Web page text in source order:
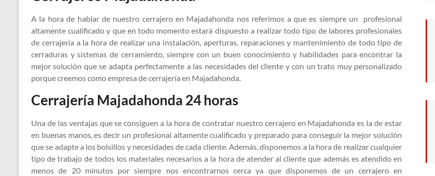
A la hora de hablar de nuestro cerrajero en Majadahonda nos referimos a que es siempre un profesional
altamente cualificado y que en todo momento estará dispuesto a realizar todo tipo de labores profesionales
de cerrajería a la hora de realizar una instalación, aperturas, reparaciones y mantenimiento de todo tipo de
cerraduras y sistemas de cerramiento, siempre con un buen conocimiento y habilidades para encontrar la
mejor solución que se adapta perfectamente a las necesidades del cliente y con un trato muy personalizado
porque creemos como empresa de cerrajería en Majadahonda.
Cerrajería Majadahonda 24 horas
Una de las ventajas que se consiguen a la hora de contratar nuestro cerrajero en Majadahonda es la de estar
en buenas manos, es decir un profesional altamente cualificado y preparado para conseguir la mejor solución
que se adapte a los bolsillos y necesidades de cada cliente. Además, disponemos a la hora de realizar cualquier
tipo de trabajo de todos los materiales necesarios a la hora de atender al cliente que además es atendido en
menos de 20 minutos por siempre nos encontrarnos cerca ya que disponemos de un cerrajero en